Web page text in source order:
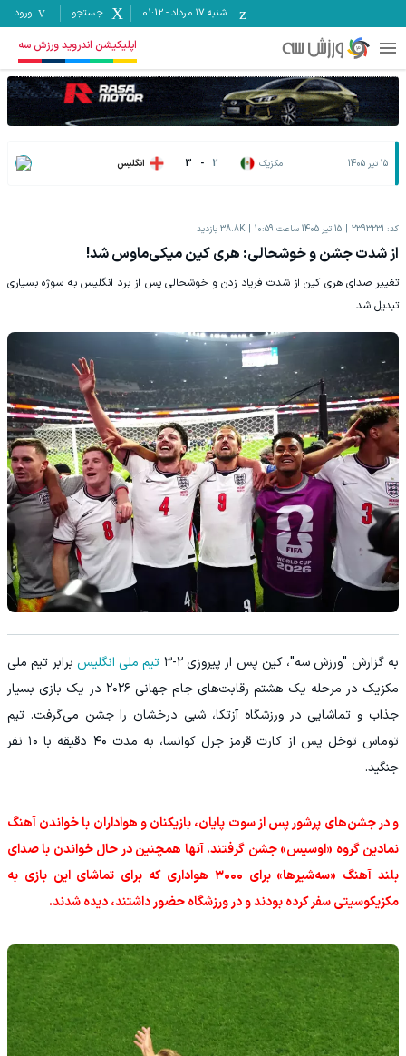
شنبه ۱۷ مرداد -
01:12 جستجو ورود
اپلیکیشن اندروید ورزش سه
15 تیر 1405 مکزیک 2
-
3 انگلیس
کد: 2393231 15 تیر 1405 ساعت 10:59 38.8K بازدید
از شدت جشن و خوشحالی: هری کین میکی‌ماوس شد!
تغییر صدای هری کین از شدت فریاد زدن و خوشحالی پس از برد انگلیس به سوژه بسیاری
تبدیل شد.
به گزارش "ورزش سه"، کین پس از پیروزی ۲-۳ تیم ملی انگلیس برابر تیم ملی
مکزیک در مرحله یک هشتم رقابت‌های جام جهانی ۲۰۲۶ در یک بازی بسیار
جذاب و تماشایی در ورزشگاه آزتکا، شبی درخشان را جشن می‌گرفت. تیم
توماس توخل پس از کارت قرمز جرل کوانسا، به مدت ۴۰ دقیقه با ۱۰ نفر
جنگید.
و در جشن‌های پرشور پس از سوت پایان، بازیکنان و هواداران با خواندن آهنگ
نمادین گروه «اوسیس» جشن گرفتند. آنها همچنین در حال خواندن با صدای
بلند آهنگ «سه‌شیرها» برای ۳۰۰۰ هواداری که برای تماشای این بازی به
مکزیکوسیتی سفر کرده بودند و در ورزشگاه حضور داشتند، دیده شدند.